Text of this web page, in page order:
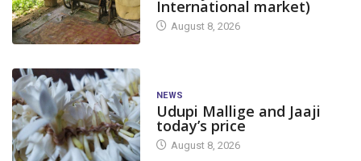
International market)
August 8, 2026
NEWS
Udupi Mallige and Jaaji
today’s price
August 8, 2026